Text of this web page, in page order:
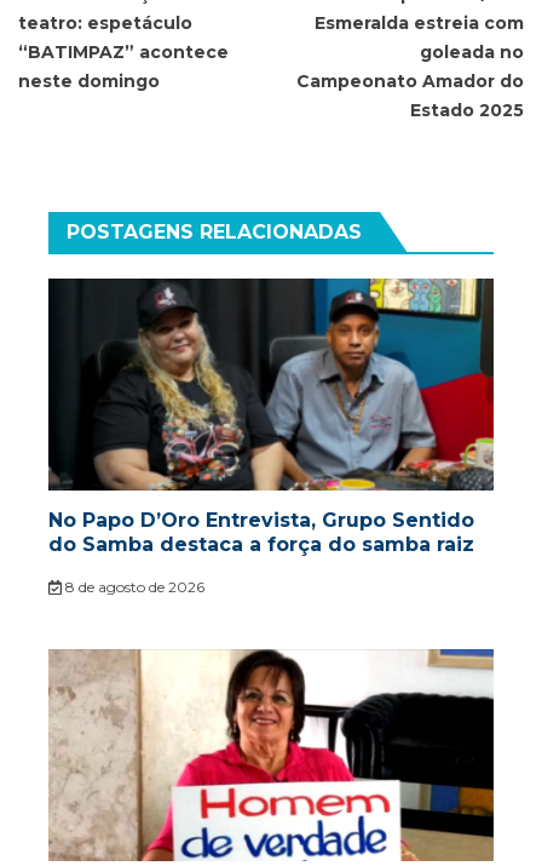
Post
teatro: espetáculo
“BATIMPAZ” acontece
neste domingo
Esmeralda estreia com
goleada no
Campeonato Amador do
Estado 2025
POSTAGENS RELACIONADAS
No Papo D’Oro Entrevista, Grupo Sentido
do Samba destaca a força do samba raiz
8 de agosto de 2026